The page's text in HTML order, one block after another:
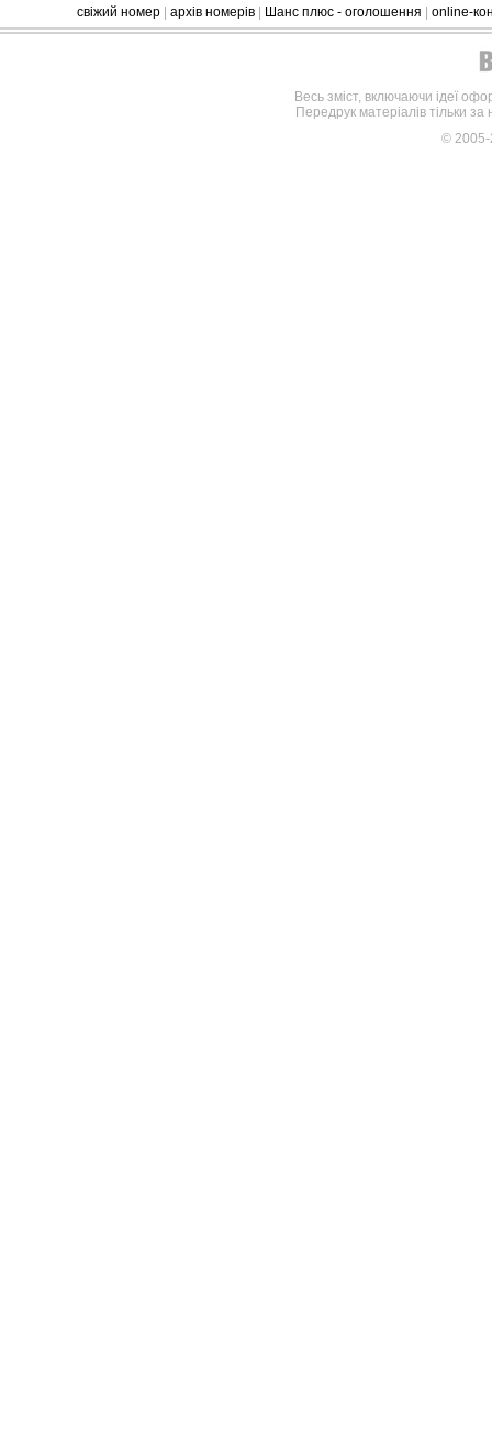
свіжий номер архів номерів Шанс плюс - оголошення online-
Весь зміст, включаючи ідеї
Передрук матеріалів тільки
©